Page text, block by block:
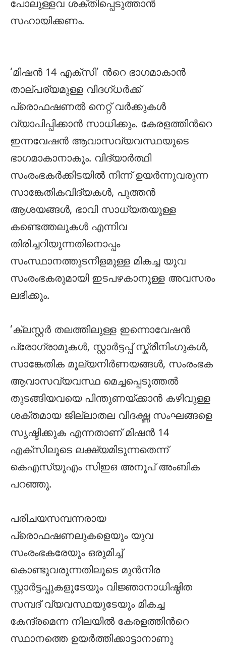
പോലുള്ളവ ശക്തിപ്പെടുത്താന്‍
സഹായിക്കണം.
‘മിഷന്‍ 14 എക്സി’ ന്‍റെ ഭാഗമാകാന്‍
താല്പര്യമുള്ള വിദഗ്ധര്‍ക്ക്
പ്രൊഫഷണല്‍ നെറ്റ് വര്‍ക്കുകള്‍
വ്യാപിപ്പിക്കാന്‍ സാധിക്കും. കേരളത്തിന്‍റെ
ഇന്നവേഷന്‍ ആവാസവ്യവസ്ഥയുടെ
ഭാഗമാകാനാകും. വിദ്യാര്‍ത്ഥി
സംരംഭകര്‍ക്കിടയില്‍ നിന്ന് ഉയര്‍ന്നുവരുന്ന
സാങ്കേതികവിദ്യകള്‍, പുത്തന്‍
ആശയങ്ങള്‍, ഭാവി സാധ്യതയുള്ള
കണ്ടെത്തലുകള്‍ എന്നിവ
തിരിച്ചറിയുന്നതിനൊപ്പം
സംസ്ഥാനത്തുടനീളമുള്ള മികച്ച യുവ
സംരംഭകരുമായി ഇടപഴകാനുള്ള അവസരം
ലഭിക്കും.
‘ക്ലസ്റ്റര്‍ തലത്തിലുള്ള ഇന്നൊവേഷന്‍
പ്രോഗ്രാമുകള്‍, സ്റ്റാര്‍ട്ടപ്പ് സ്ക്രീനിംഗുകള്‍,
സാങ്കേതിക മൂല്യനിര്‍ണയങ്ങള്‍, സംരംഭക
ആവാസവ്യവസ്ഥ മെച്ചപ്പെടുത്തല്‍
തുടങ്ങിയവയെ പിന്തുണയ്ക്കാന്‍ കഴിവുള്ള
ശക്തമായ ജില്ലാതല വിദഗ്ദ്ധ സംഘങ്ങളെ
സൃഷ്ടിക്കുക എന്നതാണ് മിഷന്‍ 14
എക്സിലൂടെ ലക്ഷ്യമിടുന്നതെന്ന്
കെഎസ്‌യുഎം സിഇഒ അനൂപ് അംബിക
പറഞ്ഞു.
പരിചയസമ്പന്നരായ
പ്രൊഫഷണലുകളെയും യുവ
സംരംഭകരേയും ഒരുമിച്ച്
കൊണ്ടുവരുന്നതിലൂടെ മുന്‍നിര
സ്റ്റാര്‍ട്ടപ്പുകളുടേയും വിജ്ഞാനാധിഷ്ഠിത
സമ്പദ് വ്യവസ്ഥയുടേയും മികച്ച
കേന്ദ്രമെന്ന നിലയില്‍ കേരളത്തിന്‍റെ
സ്ഥാനത്തെ ഉയര്‍ത്തിക്കാട്ടാനാണു